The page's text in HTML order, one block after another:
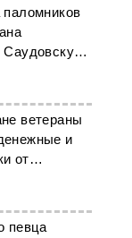
паломников
Саудовскую
ветераны
и
от
певца